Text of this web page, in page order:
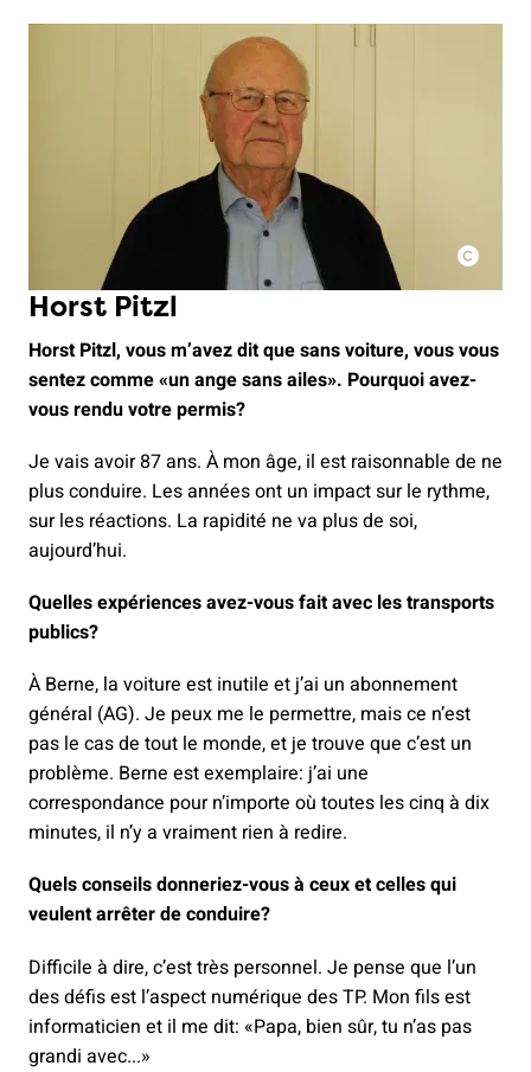
Horst Pitzl
Horst Pitzl, vous m’avez dit que sans voiture, vous vous
sentez comme «un ange sans ailes». Pourquoi avez-
vous rendu votre permis?
Je vais avoir 87 ans. À mon âge, il est raisonnable de ne
plus conduire. Les années ont un impact sur le rythme,
sur les réactions. La rapidité ne va plus de soi,
aujourd’hui.
Quelles expériences avez-vous fait avec les transports
publics?
À Berne, la voiture est inutile et j’ai un abonnement
général (AG). Je peux me le permettre, mais ce n’est
pas le cas de tout le monde, et je trouve que c’est un
problème. Berne est exemplaire: j’ai une
correspondance pour n’importe où toutes les cinq à dix
minutes, il n’y a vraiment rien à redire.
Quels conseils donneriez-vous à ceux et celles qui
veulent arrêter de conduire?
Difficile à dire, c’est très personnel. Je pense que l’un
des défis est l’aspect numérique des TP. Mon fils est
informaticien et il me dit: «Papa, bien sûr, tu n’as pas
grandi avec...»